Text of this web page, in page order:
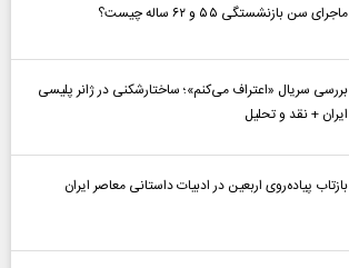
ماجرای سن بازنشستگی ۵۵ و ۶۲ ساله چیست؟
بررسی سریال «اعتراف می‌کنم»؛ ساختارشکنی در ژانر پلیسی
ایران + نقد و تحلیل
بازتاب پیاده‌روی اربعین در ادبیات داستانی معاصر ایران